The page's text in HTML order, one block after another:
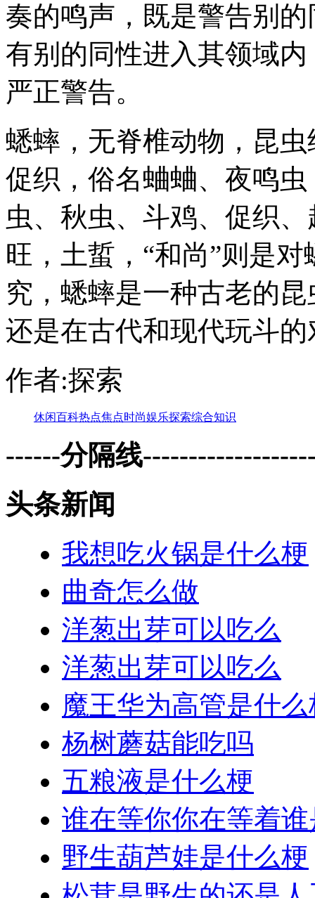
奏的鸣声，既是警告别
有别的同性进入其领域
严正警告。
蟋蟀，无脊椎动物，昆
促织，俗名蛐蛐、夜鸣
虫、秋虫、斗鸡、促织
旺，土蜇，“和尚”则是
究，蟋蟀是一种古老的
还是在古代和现代玩斗的
作者:探索
休闲百科热点焦点时尚娱乐探索综合知识
------分隔线
头条新闻
我想吃火锅是什么梗
曲奇怎么做
洋葱出芽可以吃么
洋葱出芽可以吃么
魔王华为高管是什么
杨树蘑菇能吃吗
五粮液是什么梗
谁在等你你在等着
野生葫芦娃是什么梗